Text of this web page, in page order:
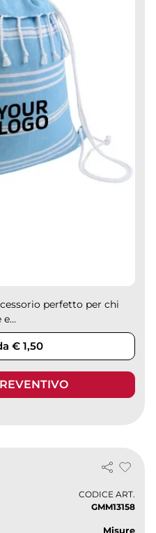
perfetto per chi
€ 1,50
CODICE ART.
GMM13158
Misure